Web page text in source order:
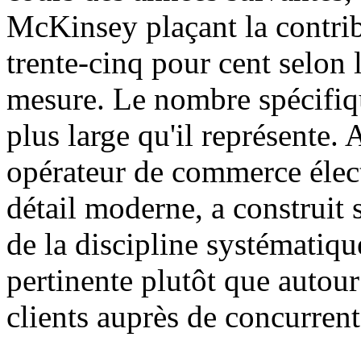
McKinsey plaçant la
trente-cinq pour cent selon
mesure. Le nombre
plus large qu'il représente.
opérateur de commerce
détail moderne, a construit
de la discipline
pertinente plutôt que
clients auprès de